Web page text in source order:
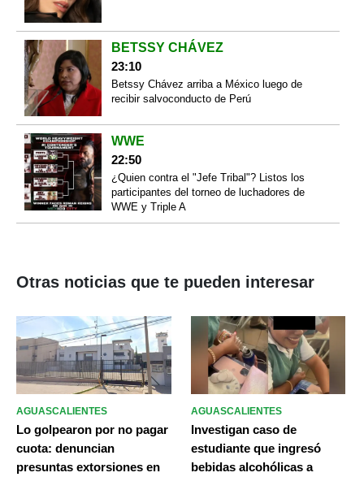
BETSSY CHÁVEZ
23:10
Betssy Chávez arriba a México luego de
recibir salvoconducto de Perú
WWE
22:50
¿Quien contra el "Jefe Tribal"? Listos los
participantes del torneo de luchadores de
WWE y Triple A
Otras noticias que te pueden interesar
AGUASCALIENTES
Lo golpearon por no pagar
cuota: denuncian
presuntas extorsiones en
AGUASCALIENTES
Investigan caso de
estudiante que ingresó
bebidas alcohólicas a